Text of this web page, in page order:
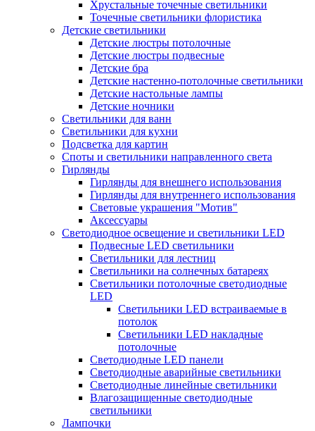
Хрустальные точечные светильники
Точечные светильники флористика
Детские светильники
Детские люстры потолочные
Детские люстры подвесные
Детские бра
Детские настенно-потолочные светильники
Детские настольные лампы
Детские ночники
Светильники для ванн
Светильники для кухни
Подсветка для картин
Споты и светильники направленного света
Гирлянды
Гирлянды для внешнего использования
Гирлянды для внутреннего использования
Световые украшения "Мотив"
Аксессуары
Светодиодное освещение и светильники LED
Подвесные LED светильники
Светильники для лестниц
Светильники на солнечных батареях
Светильники потолочные светодиодные
LED
Cветильники LED встраиваемые в
потолок
Светильники LED накладные
потолочные
Светодиодные LED панели
Светодиодные аварийные светильники
Светодиодные линейные светильники
Влагозащищенные светодиодные
светильники
Лампочки